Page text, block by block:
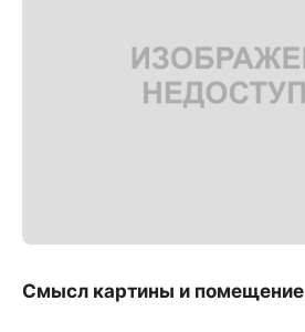
Смысл картины и помещение